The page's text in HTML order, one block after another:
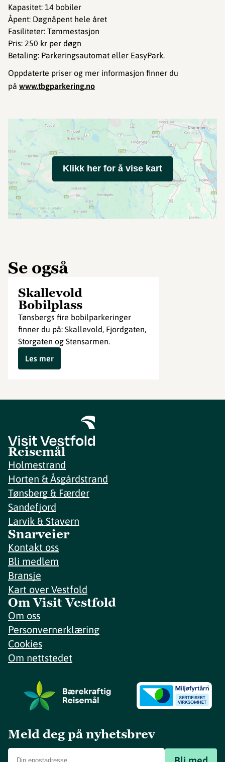
Kapasitet: 14 bobiler
Åpent: Døgnåpent hele året
Fasiliteter: Tømmestasjon
Pris: 250 kr per døgn
Betaling: Parkeringsautomat eller EasyPark.
Oppdaterte priser og mer informasjon finner du
på www.tbgparkering.no
Klikk her for å vise kart
Se også
Skallevold
Bobilplass
Tønsbergs fire bobilparkeringer
finner du på: Skallevold, Fjordgaten,
Storgaten og Stensarmen.
Les mer
Reisemål
Holmestrand
Horten & Åsgårdstrand
Tønsberg & Færder
Sandefjord
Larvik & Stavern
Snarveier
Kontakt oss
Bli medlem
Bransje
Kart over Vestfold
Om Visit Vestfold
Om oss
Personvernerklæring
Cookies
Om nettstedet
Meld deg på nyhetsbrev